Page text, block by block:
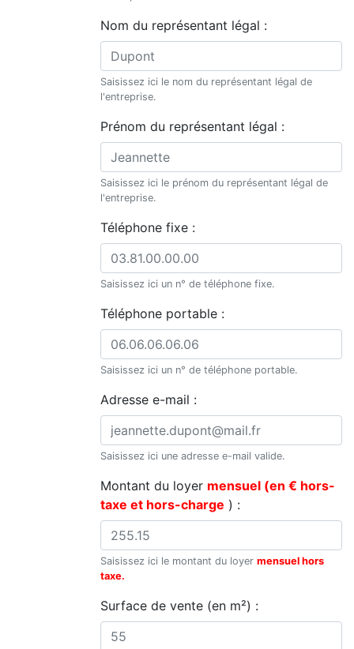
Nom du représentant légal :
Saisissez ici le nom du représentant légal de
l'entreprise.
Prénom du représentant légal :
Saisissez ici le prénom du représentant légal de
l'entreprise.
Téléphone fixe :
Saisissez ici un n° de téléphone fixe.
Téléphone portable :
Saisissez ici un n° de téléphone portable.
Adresse e-mail :
Saisissez ici une adresse e-mail valide.
Montant du loyer mensuel (en € hors-
taxe et hors-charge ) :
Saisissez ici le montant du loyer mensuel hors
taxe.
Surface de vente (en m²) :